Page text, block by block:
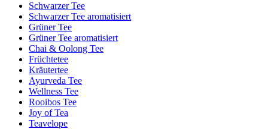
Schwarzer Tee
Schwarzer Tee aromatisiert
Grüner Tee
Grüner Tee aromatisiert
Chai & Oolong Tee
Früchtetee
Kräutertee
Ayurveda Tee
Wellness Tee
Rooibos Tee
Joy of Tea
Teavelope